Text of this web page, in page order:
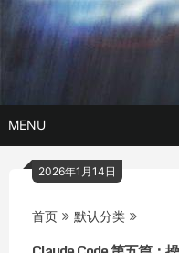
玩转AI黑科技,AI换脸，AI
MENU
2026年1月14日
首页 默认分类